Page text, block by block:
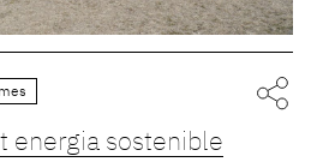
energia sostenible